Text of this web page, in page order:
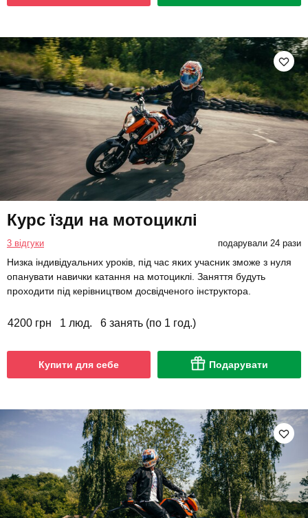
Курс їзди на мотоциклі
3 відгуки подарували 24 рази
Низка індивідуальних уроків, під час яких учасник зможе з нуля
опанувати навички катання на мотоциклі. Заняття будуть
проходити під керівництвом досвідченого інструктора.
4200 грн 1 люд. 6 занять (по 1 год.)
Купити для себе Подарувати